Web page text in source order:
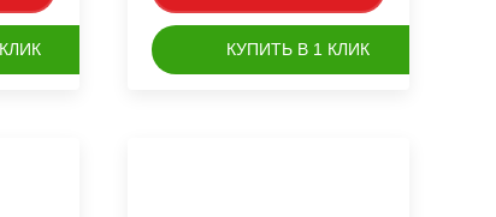
КУПИТЬ В 1 КЛИК